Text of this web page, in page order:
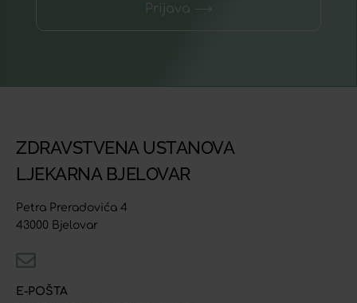
Prijava ⟶
ZDRAVSTVENA USTANOVA
LJEKARNA BJELOVAR
Petra Preradovića 4
43000 Bjelovar
E-POŠTA